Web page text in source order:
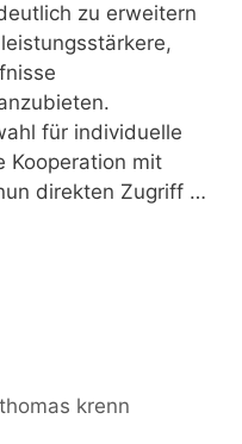
zu erweitern
für individuelle
Kooperation mit
direkten Zugriff …
thomas krenn